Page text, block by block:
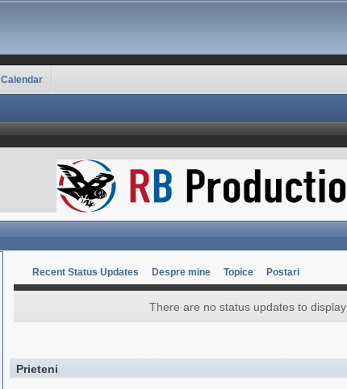
Calendar
Recent Status Updates Despre mine Topice Postari
There are no status updates to display
Prieteni